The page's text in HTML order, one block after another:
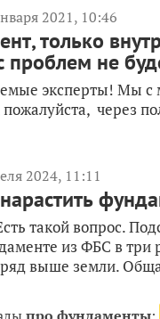
2021, 10:46
только
проблем не
эксперты! Мы
через
2024, 11:11
такой вопрос.
из ФБС в три
ряд выше земли.